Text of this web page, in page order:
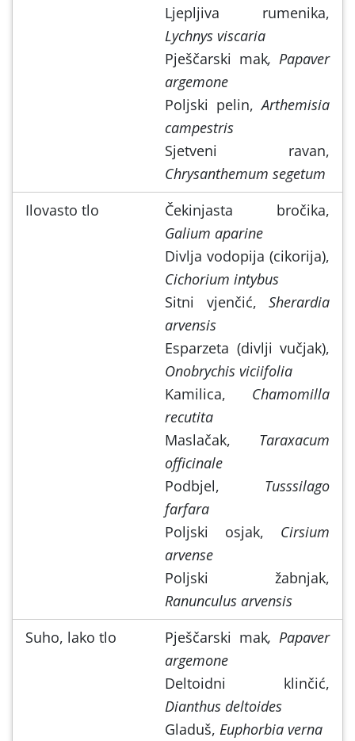
Ljepljiva rumenika,
Lychnys viscaria
Pješčarski mak, Papaver
argemone
Poljski pelin,Arthemisia
campestris
Sjetveni ravan,
Chrysanthemum segetum
Ilovasto tlo
Čekinjasta bročika,
Galium aparine
Divlja vodopija (cikorija),
Cichorium intybus
Sitni vjenčić, Sherardia
arvensis
Esparzeta (divlji vučjak),
Onobrychis viciifolia
Kamilica, Chamomilla
recutita
Maslačak, Taraxacum
officinale
Podbjel, Tusssilago
farfara
Poljski osjak, Cirsium
arvense
Poljski žabnjak,
Ranunculus arvensis
Suho, lako tlo
Pješčarski mak, Papaver
argemone
Deltoidni klinčić,
Dianthus deltoides
Gladuš, Euphorbia verna